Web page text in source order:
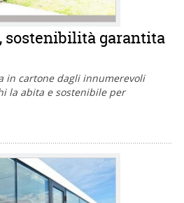
sostenibilità garantita
in cartone dagli innumerevoli
la abita e sostenibile per